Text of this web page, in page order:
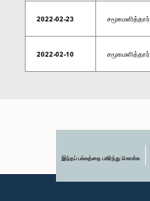
2022-02-23 சமூகமளித்தார்
2022-02-10 சமூகமளித்தார்
இந்தப் பக்கத்தை பகிர்ந்து கொள்க